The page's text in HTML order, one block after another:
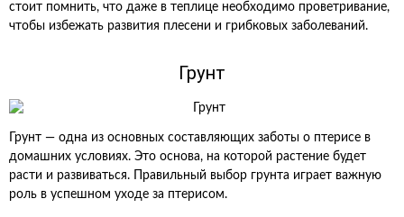
стоит помнить, что даже в теплице необходимо проветривание,
чтобы избежать развития плесени и грибковых заболеваний.
Грунт
Грунт — одна из основных составляющих заботы о птерисе в
домашних условиях. Это основа, на которой растение будет
расти и развиваться. Правильный выбор грунта играет важную
роль в успешном уходе за птерисом.